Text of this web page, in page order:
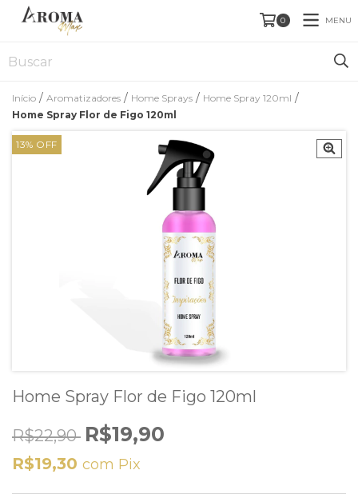
0 MENU
Início / Aromatizadores / Home Sprays / Home Spray 120ml /
Home Spray Flor de Figo 120ml
13% OFF
Home Spray Flor de Figo 120ml
R$22,90 R$19,90
R$19,30 com Pix